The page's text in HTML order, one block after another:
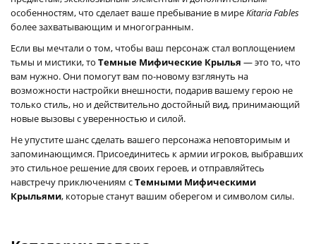
особенностям, что сделает ваше пребывание в миреKitaria Fables
более захватывающим и многогранным.
Если вы мечтали о том, чтобы ваш персонаж стал воплощением
тьмы и мистики, то Темные Мифические Крылья — это то, что
вам нужно. Они помогут вам по-новому взглянуть на
возможности настройки внешности, подарив вашему герою не
только стиль, но и действительно достойный вид, принимающий
новые вызовы с уверенностью и силой.
Не упустите шанс сделать вашего персонажа неповторимым и
запоминающимся. Присоединитесь к армии игроков, выбравших
это стильное решение для своих героев, и отправляйтесь
навстречу приключениям сТемными Мифическими
Крыльями, которые станут вашим оберегом и символом силы.